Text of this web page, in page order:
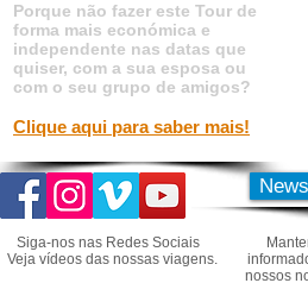
Porque não fazer este Tour de
forma mais económica e
independente nas datas que
quiser, com a sua esposa ou
com o seu grupo de amigos?
Clique aqui para saber mais!
Siga-nos nas Redes Sociais
Veja vídeos das nossas viagens.
nossos